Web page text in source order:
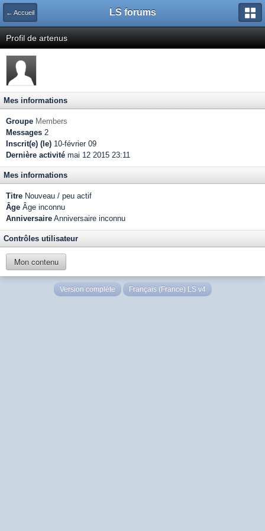
← Accueil LS forums
Profil de artenus
Mes informations
Groupe Members
Messages 2
Inscrit(e) (le) 10-février 09
Dernière activité mai 12 2015 23:11
Mes informations
Titre Nouveau / peu actif
Âge Âge inconnu
Anniversaire Anniversaire inconnu
Contrôles utilisateur
Mon contenu
Version complète Français (France) LS v4